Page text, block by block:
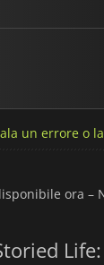
un errore o
ora –